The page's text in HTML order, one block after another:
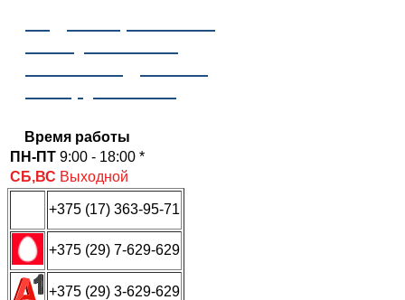
Время работы
ПН-ПТ 9:00 - 18:00 *
СБ,ВС Выходной
+375 (17) 363-95-71
+375 (29) 7-629-629
+375 (29) 3-629-629